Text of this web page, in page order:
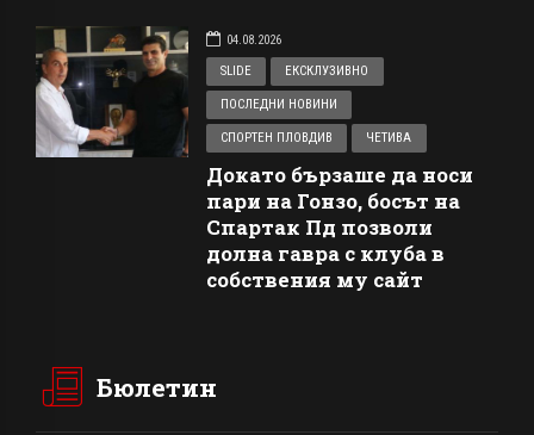
04.08.2026
SLIDE
ЕКСКЛУЗИВНО
ПОСЛЕДНИ НОВИНИ
СПОРТЕН ПЛОВДИВ ЧЕТИВА
Докато бързаше да носи
пари на Гонзо, босът на
Спартак Пд позволи
долна гавра с клуба в
собствения му сайт
Бюлетин